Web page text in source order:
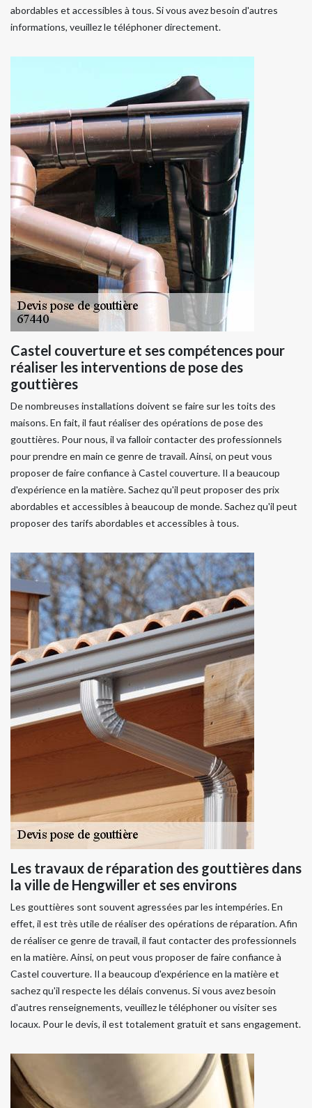
abordables et accessibles à tous. Si vous avez besoin d'autres
informations, veuillez le téléphoner directement.
Castel couverture et ses compétences pour
réaliser les interventions de pose des
gouttières
De nombreuses installations doivent se faire sur les toits des
maisons. En fait, il faut réaliser des opérations de pose des
gouttières. Pour nous, il va falloir contacter des professionnels
pour prendre en main ce genre de travail. Ainsi, on peut vous
proposer de faire confiance à Castel couverture. Il a beaucoup
d'expérience en la matière. Sachez qu'il peut proposer des prix
abordables et accessibles à beaucoup de monde. Sachez qu'il peut
proposer des tarifs abordables et accessibles à tous.
Les travaux de réparation des gouttières dans
la ville de Hengwiller et ses environs
Les gouttières sont souvent agressées par les intempéries. En
effet, il est très utile de réaliser des opérations de réparation. Afin
de réaliser ce genre de travail, il faut contacter des professionnels
en la matière. Ainsi, on peut vous proposer de faire confiance à
Castel couverture. Il a beaucoup d'expérience en la matière et
sachez qu'il respecte les délais convenus. Si vous avez besoin
d'autres renseignements, veuillez le téléphoner ou visiter ses
locaux. Pour le devis, il est totalement gratuit et sans engagement.